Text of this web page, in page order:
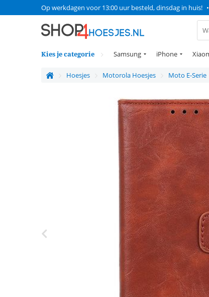
Op werkdagen voor 13:00 uur besteld, dinsdag in huis! •
Kies je categorie Samsung iPhone
Hoesjes Motorola Hoesjes Moto E-Serie